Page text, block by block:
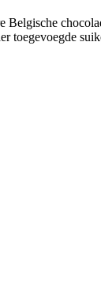
Belgische
toegevoegde